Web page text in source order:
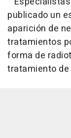
publicado un
aparición de
tratamientos
forma de
tratamiento